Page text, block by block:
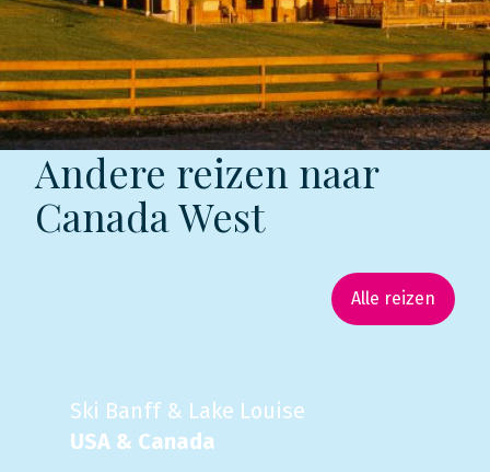
Andere reizen naar
Canada West
Alle reizen
Ski Banff & Lake Louise
USA & Canada